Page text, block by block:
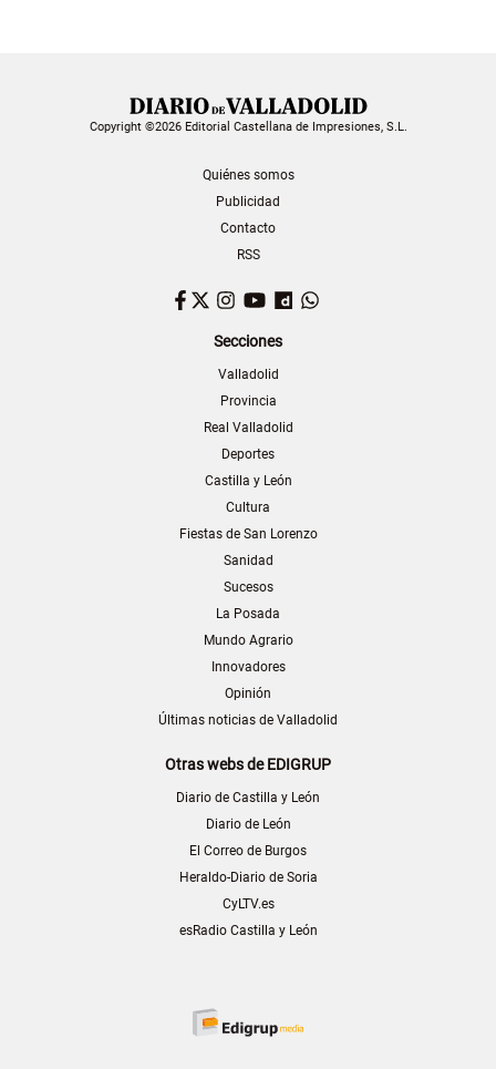
Copyright ©2026 Editorial Castellana de Impresiones, S.L.
Quiénes somos
Publicidad
Contacto
RSS
Facebook
TwitterInstagram
YouTubeDailymotion
Secciones
Valladolid
Provincia
Real Valladolid
Deportes
Castilla y León
Cultura
Fiestas de San Lorenzo
Sanidad
Sucesos
La Posada
Mundo Agrario
Innovadores
Opinión
Últimas noticias de Valladolid
Otras webs de EDIGRUP
Diario de Castilla y León
Diario de León
El Correo de Burgos
Heraldo-Diario de Soria
CyLTV.es
esRadio Castilla y León